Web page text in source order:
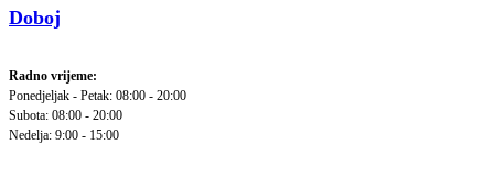
Doboj
Radno vrijeme:
Ponedjeljak - Petak: 08:00 - 20:00
Subota: 08:00 - 20:00
Nedelja: 9:00 - 15:00